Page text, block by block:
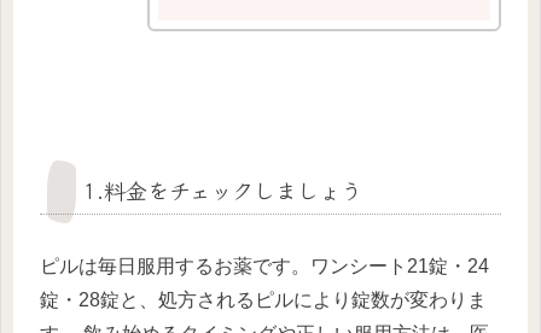
1.料金をチェックしましょう
ピルは毎日服用するお薬です。ワンシート21錠・24
錠・28錠と、処方されるピルにより錠数が変わりま